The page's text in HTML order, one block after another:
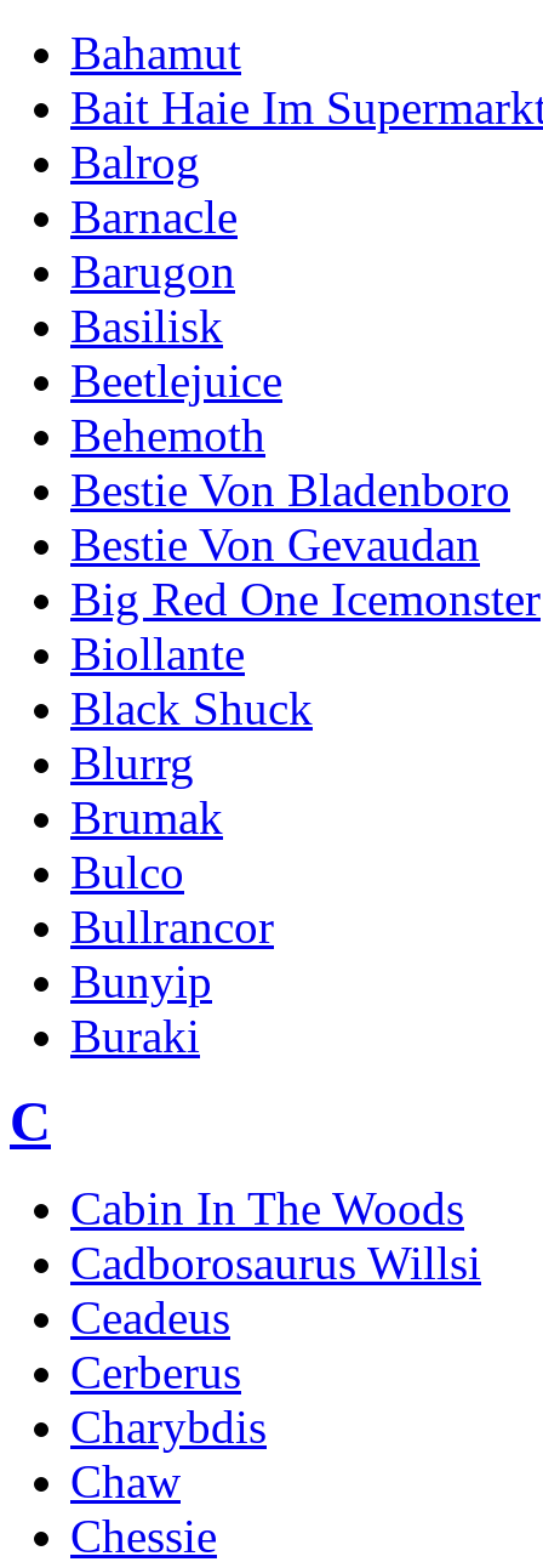
Bahamut
Bait Haie Im
Balrog
Barnacle
Barugon
Basilisk
Beetlejuice
Behemoth
Bestie Von Bladenboro
Bestie Von Gevaudan
Big Red One Icemonster
Biollante
Black Shuck
Blurrg
Brumak
Bulco
Bullrancor
Bunyip
Buraki
C
Cabin In The Woods
Cadborosaurus Willsi
Ceadeus
Cerberus
Charybdis
Chaw
Chessie